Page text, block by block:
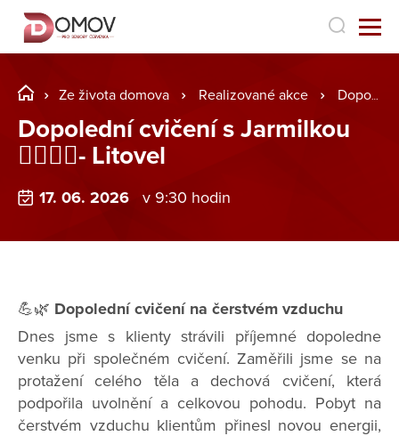
Ze života domova Realizované akce Dopolední cvičení s Jarmilkou 🏋️‍♂️🏋️‍♀️- Litovel
Dopolední cvičení s Jarmilkou
🏋️‍♂️🏋️‍♀️- Litovel
17. 06. 2026 v 9:30 hodin
💪🌿 Dopolední cvičení na čerstvém vzduchu
Dnes jsme s klienty strávili příjemné dopoledne
venku při společném cvičení. Zaměřili jsme se na
protažení celého těla a dechová cvičení, která
podpořila uvolnění a celkovou pohodu. Pobyt na
čerstvém vzduchu klientům přinesl novou energii,